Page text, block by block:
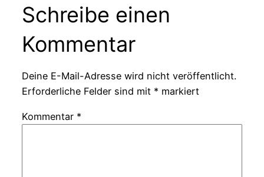
Schreibe einen
Kommentar
Deine E-Mail-Adresse wird nicht veröffentlicht.
Erforderliche Felder sind mit * markiert
Kommentar *